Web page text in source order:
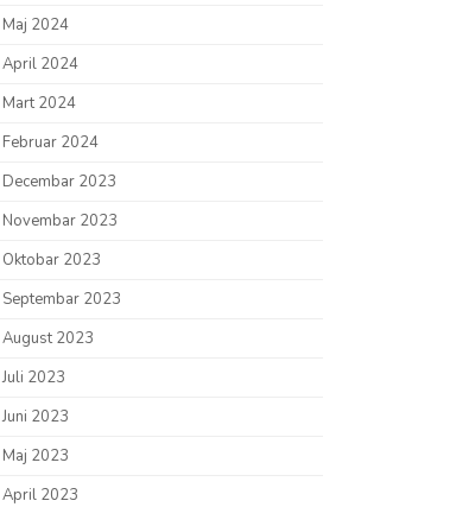
Maj 2024
April 2024
Mart 2024
Februar 2024
Decembar 2023
Novembar 2023
Oktobar 2023
Septembar 2023
August 2023
Juli 2023
Juni 2023
Maj 2023
April 2023